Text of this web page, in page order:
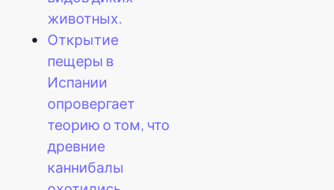
животных.
Открытие
пещеры в
Испании
опровергает
теорию о том, что
древние
каннибалы